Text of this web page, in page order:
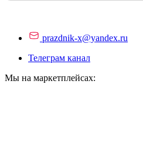
prazdnik-x@yandex.ru
Телеграм канал
Мы на маркетплейсах: